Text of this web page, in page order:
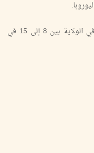
بايلسا أغلبية مسيحية ونسبة المسلمين في الولاية بين 8 إلى 15 في